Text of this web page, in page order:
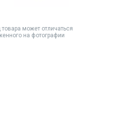
может отличаться
на фотографии